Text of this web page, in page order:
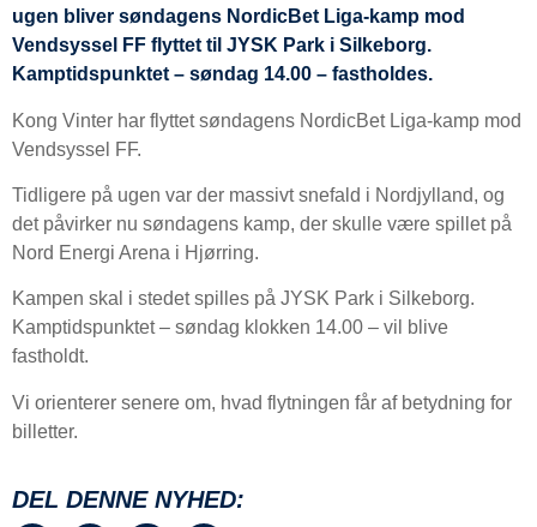
ugen bliver søndagens NordicBet Liga-kamp mod
Vendsyssel FF flyttet til JYSK Park i Silkeborg.
Kamptidspunktet – søndag 14.00 – fastholdes.
Kong Vinter har flyttet søndagens NordicBet Liga-kamp mod
Vendsyssel FF.
Tidligere på ugen var der massivt snefald i Nordjylland, og
det påvirker nu søndagens kamp, der skulle være spillet på
Nord Energi Arena i Hjørring.
Kampen skal i stedet spilles på JYSK Park i Silkeborg.
Kamptidspunktet – søndag klokken 14.00 – vil blive
fastholdt.
Vi orienterer senere om, hvad flytningen får af betydning for
billetter.
DEL DENNE NYHED: